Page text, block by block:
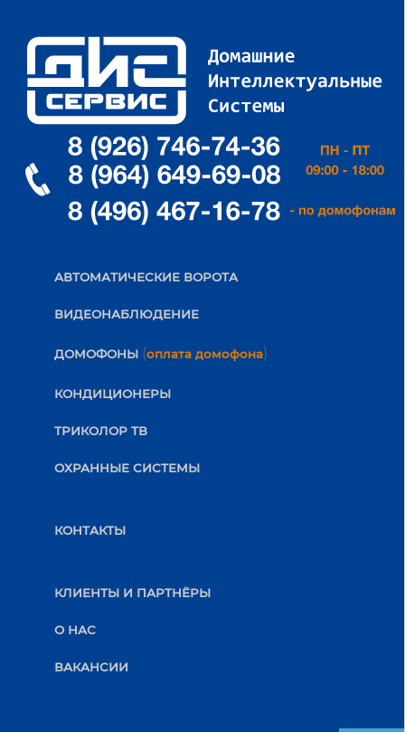
АВТОМАТИЧЕСКИЕ ВОРОТА
ВИДЕОНАБЛЮДЕНИЕ
ДОМОФОНЫ (оплата домофона)
КОНДИЦИОНЕРЫ
ТРИКОЛОР ТВ
ОХРАННЫЕ СИСТЕМЫ
КОНТАКТЫ
КЛИЕНТЫ И ПАРТНЁРЫ
О НАС
ВАКАНСИИ